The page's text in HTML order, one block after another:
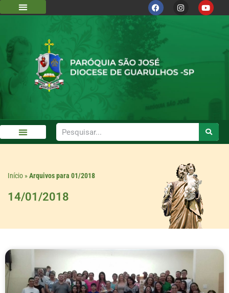
Início »Arquivos para 01/2018
14/01/2018